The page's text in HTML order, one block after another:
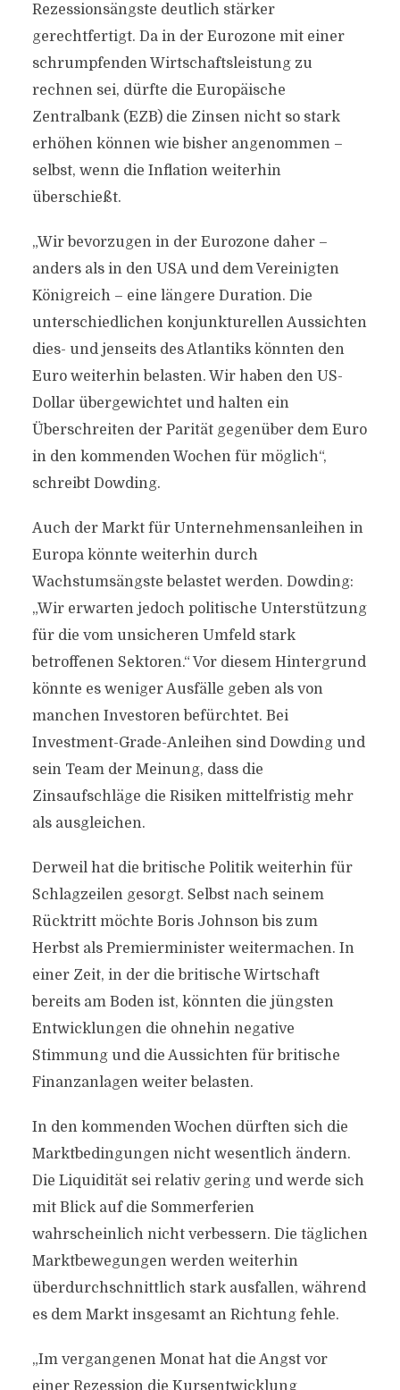
Rezessionsängste deutlich stärker
gerechtfertigt. Da in der Eurozone mit einer
schrumpfenden Wirtschaftsleistung zu
rechnen sei, dürfte die Europäische
Zentralbank (EZB) die Zinsen nicht so stark
erhöhen können wie bisher angenommen –
selbst, wenn die Inflation weiterhin
überschießt.
„Wir bevorzugen in der Eurozone daher –
anders als in den USA und dem Vereinigten
Königreich – eine längere Duration. Die
unterschiedlichen konjunkturellen Aussichten
dies- und jenseits des Atlantiks könnten den
Euro weiterhin belasten. Wir haben den US-
Dollar übergewichtet und halten ein
Überschreiten der Parität gegenüber dem Euro
in den kommenden Wochen für möglich“,
schreibt Dowding.
Auch der Markt für Unternehmensanleihen in
Europa könnte weiterhin durch
Wachstumsängste belastet werden. Dowding:
„Wir erwarten jedoch politische Unterstützung
für die vom unsicheren Umfeld stark
betroffenen Sektoren.“ Vor diesem Hintergrund
könnte es weniger Ausfälle geben als von
manchen Investoren befürchtet. Bei
Investment-Grade-Anleihen sind Dowding und
sein Team der Meinung, dass die
Zinsaufschläge die Risiken mittelfristig mehr
als ausgleichen.
Derweil hat die britische Politik weiterhin für
Schlagzeilen gesorgt. Selbst nach seinem
Rücktritt möchte Boris Johnson bis zum
Herbst als Premierminister weitermachen. In
einer Zeit, in der die britische Wirtschaft
bereits am Boden ist, könnten die jüngsten
Entwicklungen die ohnehin negative
Stimmung und die Aussichten für britische
Finanzanlagen weiter belasten.
In den kommenden Wochen dürften sich die
Marktbedingungen nicht wesentlich ändern.
Die Liquidität sei relativ gering und werde sich
mit Blick auf die Sommerferien
wahrscheinlich nicht verbessern. Die täglichen
Marktbewegungen werden weiterhin
überdurchschnittlich stark ausfallen, während
es dem Markt insgesamt an Richtung fehle.
„Im vergangenen Monat hat die Angst vor
einer Rezession die Kursentwicklung